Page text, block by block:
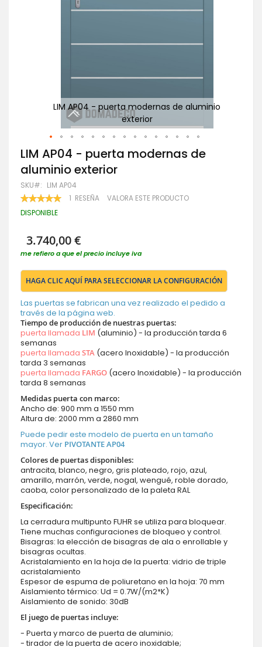
LIM AP04 - puerta modernas de aluminio
exterior
Saltar
al
comienzo
de
la
galería
de
LIM AP04 - puerta modernas de
aluminio exterior
SKU LIM AP04
VALORACIÓN:
100 100
1 RESEÑA VALORA ESTE PRODUCTO
DISPONIBLE
3.740,00 €
me refiero a que el precio incluye iva
HAGA CLIC AQUÍ PARA SELECCIONAR LA CONFIGURACIÓN
Las puertas se fabrican una vez realizado el pedido a
través de la página web.
Tiempo de producción de nuestras puertas:
puerta llamada LIM (aluminio) - la producción tarda 6
semanas
puerta llamada STA (acero Inoxidable) - la producción
tarda 3 semanas
puerta llamada FARGO (acero Inoxidable) - la producción
tarda 8 semanas
Medidas puerta con marco:
Ancho de: 900 mm a 1550 mm
Altura de: 2000 mm a 2860 mm
Puede pedir este modelo de puerta en un tamaño
mayor. Ver PIVOTANTE AP04
Colores de puertas disponibles:
antracita, blanco, negro, gris plateado, rojo, azul,
amarillo, marrón, verde, nogal, wengué, roble dorado,
caoba, color personalizado de la paleta RAL
Especificación:
La cerradura multipunto FUHR se utiliza para bloquear.
Tiene muchas configuraciones de bloqueo y control.
Bisagras: la elección de bisagras de ala o enrollable y
bisagras ocultas.
Acristalamiento en la hoja de la puerta: vidrio de triple
acristalamiento
Espesor de espuma de poliuretano en la hoja: 70 mm
Aislamiento térmico: Ud = 0.7W/(m2*K)
Aislamiento de sonido: 30dB
El juego de puertas incluye:
- Puerta y marco de puerta de aluminio;
- tirador de la puerta de acero inoxidable;